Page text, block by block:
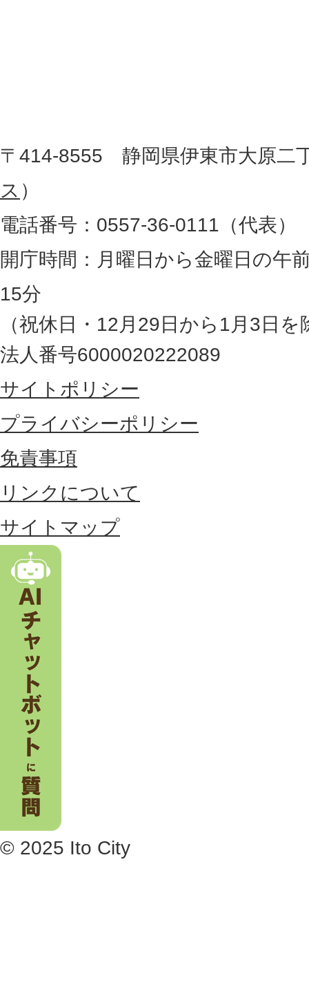
地
図
。
静
岡
県
の
最
東
部
に
置
す
る
市
。
所
〒414-8555 静岡県伊東市大原二
ス ）
電話番号：0557-36-0111（代表）
開庁時間：月曜日から金曜日の午
15分
（祝休日・12月29日から1月3日を
法人番号6000020222089
サイトポリシー
プライバシーポリシー
免責事項
リンクについて
サイトマップ
© 2025 Ito City